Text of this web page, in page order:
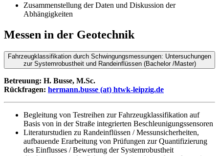
Zusammenstellung der Daten und Diskussion der
Abhängigkeiten
Messen in der Geotechnik
Fahrzeugklassifikation durch Schwingungsmessungen: Untersuchungen
zur Systemrobustheit und Randeinflüssen (Bachelor /Master)
Betreuung: H. Busse, M.Sc.
Rückfragen: hermann.busse (at) htwk-leipzig.de
Begleitung von Testreihen zur Fahrzeugklassifikation auf
Basis von in der Straße integrierten Beschleunigungssensoren
Literaturstudien zu Randeinflüssen / Messunsicherheiten,
aufbauende Erarbeitung von Prüfungen zur Quantifizierung
des Einflusses / Bewertung der Systemrobustheit